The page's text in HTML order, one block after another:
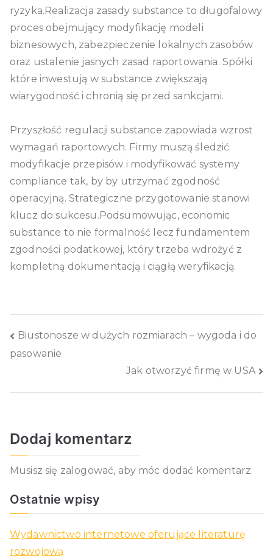
ryzyka.Realizacja zasady substance to długofalowy
proces obejmujący modyfikację modeli
biznesowych, zabezpieczenie lokalnych zasobów
oraz ustalenie jasnych zasad raportowania. Spółki
które inwestują w substance zwiększają
wiarygodność i chronią się przed sankcjami.
Przyszłość regulacji substance zapowiada wzrost
wymagań raportowych. Firmy muszą śledzić
modyfikacje przepisów i modyfikować systemy
compliance tak, by by utrzymać zgodność
operacyjną. Strategiczne przygotowanie stanowi
klucz do sukcesu.Podsumowując, economic
substance to nie formalność lecz fundamentem
zgodności podatkowej, który trzeba wdrożyć z
kompletną dokumentacją i ciągłą weryfikacją.
Nawigacja
wpisu
Biustonosze w dużych rozmiarach – wygoda i do
pasowanie
Jak otworzyć firmę w USA
Dodaj komentarz
Musisz się zalogować, aby móc dodać komentarz.
Ostatnie wpisy
Wydawnictwo internetowe oferujące literaturę
rozwojową